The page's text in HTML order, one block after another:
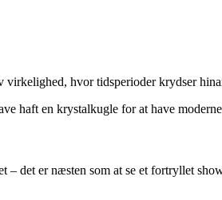
hvor tidsperioder krydser
haft en krystalkugle for at have
det er næsten som at se et fortryllet